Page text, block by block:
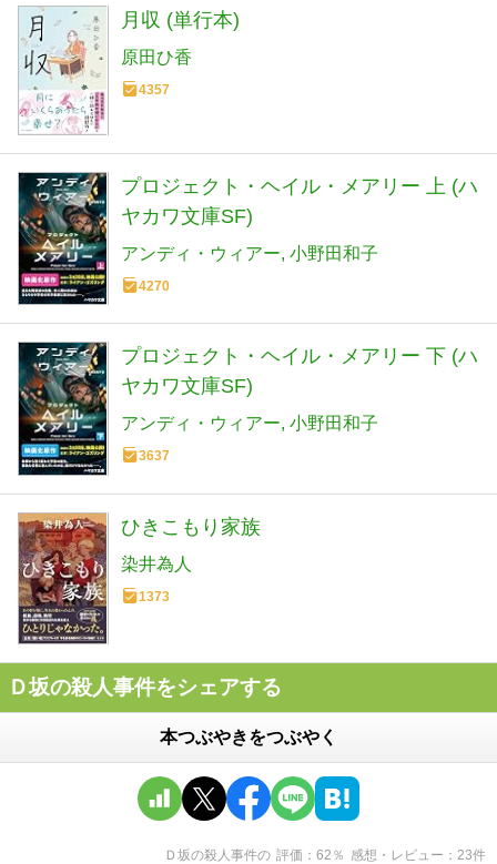
月収 (単行本)
原田ひ香
4357
プロジェクト・ヘイル・メアリー 上 (ハ
ヤカワ文庫SF)
アンディ・ウィアー 小野田和子
4270
プロジェクト・ヘイル・メアリー 下 (ハ
ヤカワ文庫SF)
アンディ・ウィアー 小野田和子
3637
ひきこもり家族
染井為人
1373
Ｄ坂の殺人事件をシェアする
本つぶやきをつぶやく
Ｄ坂の殺人事件の 評価 62 ％ 感想・レビュー 23件